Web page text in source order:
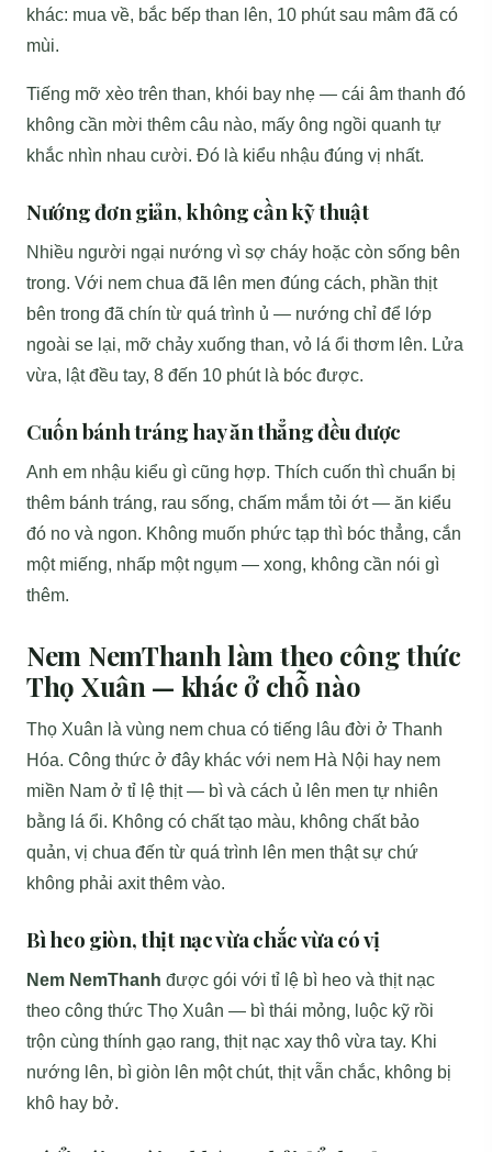
khác: mua về, bắc bếp than lên, 10 phút sau mâm đã có
mùi.
Tiếng mỡ xèo trên than, khói bay nhẹ — cái âm thanh đó
không cần mời thêm câu nào, mấy ông ngồi quanh tự
khắc nhìn nhau cười. Đó là kiểu nhậu đúng vị nhất.
Nướng đơn giản, không cần kỹ thuật
Nhiều người ngại nướng vì sợ cháy hoặc còn sống bên
trong. Với nem chua đã lên men đúng cách, phần thịt
bên trong đã chín từ quá trình ủ — nướng chỉ để lớp
ngoài se lại, mỡ chảy xuống than, vỏ lá ổi thơm lên. Lửa
vừa, lật đều tay, 8 đến 10 phút là bóc được.
Cuốn bánh tráng hay ăn thẳng đều được
Anh em nhậu kiểu gì cũng hợp. Thích cuốn thì chuẩn bị
thêm bánh tráng, rau sống, chấm mắm tỏi ớt — ăn kiểu
đó no và ngon. Không muốn phức tạp thì bóc thẳng, cắn
một miếng, nhấp một ngụm — xong, không cần nói gì
thêm.
Nem NemThanh làm theo công thức
Thọ Xuân — khác ở chỗ nào
Thọ Xuân là vùng nem chua có tiếng lâu đời ở Thanh
Hóa. Công thức ở đây khác với nem Hà Nội hay nem
miền Nam ở tỉ lệ thịt — bì và cách ủ lên men tự nhiên
bằng lá ổi. Không có chất tạo màu, không chất bảo
quản, vị chua đến từ quá trình lên men thật sự chứ
không phải axit thêm vào.
Bì heo giòn, thịt nạc vừa chắc vừa có vị
Nem NemThanh được gói với tỉ lệ bì heo và thịt nạc
theo công thức Thọ Xuân — bì thái mỏng, luộc kỹ rồi
trộn cùng thính gạo rang, thịt nạc xay thô vừa tay. Khi
nướng lên, bì giòn lên một chút, thịt vẫn chắc, không bị
khô hay bở.